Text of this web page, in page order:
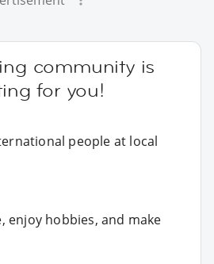
community is
for you!
people at local
enjoy hobbies, and make